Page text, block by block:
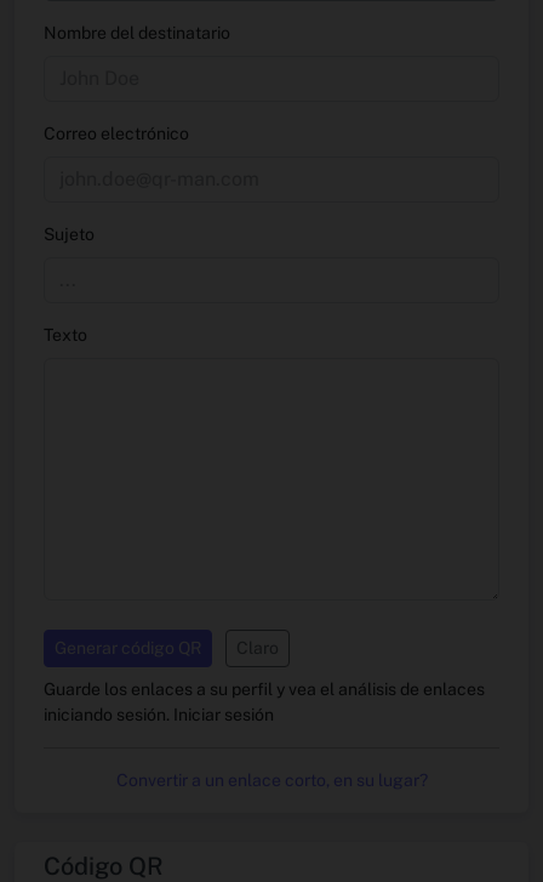
Nombre del destinatario
Correo electrónico
Sujeto
Texto
Generar código QR Claro
Guarde los enlaces a su perfil y vea el análisis de enlaces
iniciando sesión. Iniciar sesión
Convertir a un enlace corto, en su lugar?
Código QR